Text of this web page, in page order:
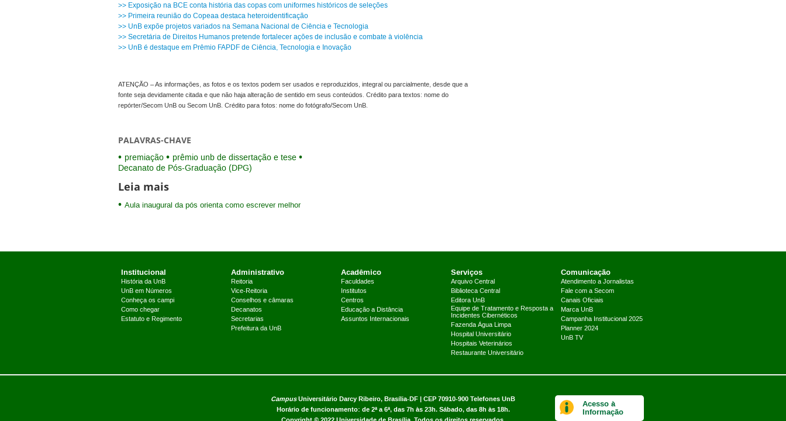
>> Exposição na BCE conta história das copas com uniformes históricos de seleções
>> Primeira reunião do Copeaa destaca heteroidentificação
>> UnB expõe projetos variados na Semana Nacional de Ciência e Tecnologia
>> Secretária de Direitos Humanos pretende fortalecer ações de inclusão e combate à violência
>> UnB é destaque em Prêmio FAPDF de Ciência, Tecnologia e Inovação
ATENÇÃO – As informações, as fotos e os textos podem ser usados e reproduzidos, integral ou parcialmente, desde que a
fonte seja devidamente citada e que não haja alteração de sentido em seus conteúdos. Crédito para textos: nome do
repórter/Secom UnB ou Secom UnB. Crédito para fotos: nome do fotógrafo/Secom UnB.
PALAVRAS-CHAVE
premiação
prêmio unb de dissertação e tese
Decanato de Pós-Graduação (DPG)
Leia mais
Aula inaugural da pós orienta como escrever melhor
Institucional
História da UnB
UnB em Números
Conheça os campi
Como chegar
Estatuto e Regimento
Administrativo
Reitoria
Vice-Reitoria
Conselhos e câmaras
Decanatos
Secretarias
Prefeitura da UnB
Acadêmico
Faculdades
Institutos
Centros
Educação a Distância
Assuntos Internacionais
Serviços
Arquivo Central
Biblioteca Central
Editora UnB
Equipe de Tratamento e Resposta a
Incidentes Cibernéticos
Fazenda Água Limpa
Hospital Universitário
Hospitais Veterinários
Restaurante Universitário
Comunicação
Atendimento a Jornalistas
Fale com a Secom
Canais Oficiais
Marca UnB
Campanha Institucional 2025
Planner 2024
UnB TV
CampusUniversitário Darcy Ribeiro, Brasília-DF | CEP 70910-900 Telefones UnB
Horário de funcionamento: de 2ª a 6ª, das 7h às 23h. Sábado, das 8h às 18h.
Acesso à
Informação